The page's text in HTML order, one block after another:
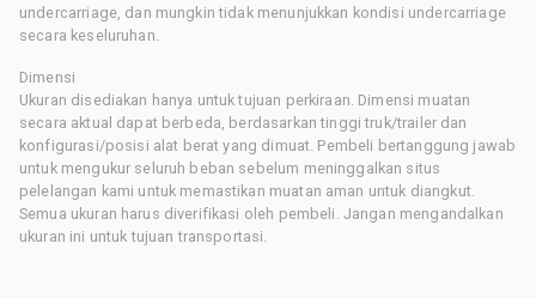
undercarriage, dan mungkin tidak menunjukkan kondisi undercarriage
secara keseluruhan.
Dimensi
Ukuran disediakan hanya untuk tujuan perkiraan. Dimensi muatan
secara aktual dapat berbeda, berdasarkan tinggi truk/trailer dan
konfigurasi/posisi alat berat yang dimuat. Pembeli bertanggung jawab
untuk mengukur seluruh beban sebelum meninggalkan situs
pelelangan kami untuk memastikan muatan aman untuk diangkut.
Semua ukuran harus diverifikasi oleh pembeli. Jangan mengandalkan
ukuran ini untuk tujuan transportasi.